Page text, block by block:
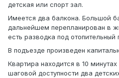
детская или спорт зал.
Имеется два балкона. Большой
дальнейшем перепланирован в
есть разводка под отопительный
В подъезде произведен
Квартира находится в 10
шаговой доступности два